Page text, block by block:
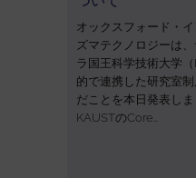
オックスフォード・
ズマテクノロジーは
ラ国王科学技術大学
的で連携した研究室
だことを本日発表し
KAUSTのCore…